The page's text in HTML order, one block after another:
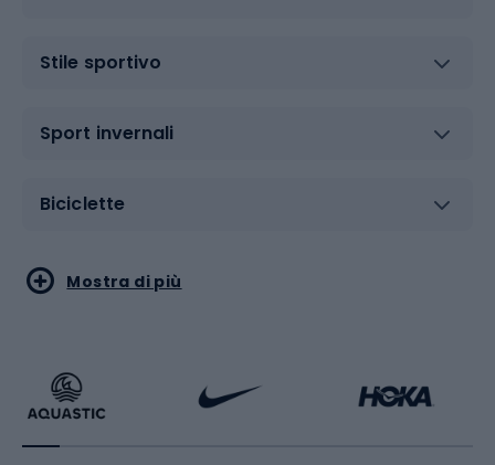
Stile sportivo
Sport invernali
Biciclette
Sport acquatici
Bikepacking
Sport di arti marziali
Sport con le racchette
Mostra di più